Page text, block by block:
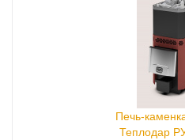
Печь-
Теплодар